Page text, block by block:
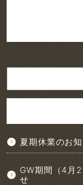
夏期休業のお
GW期間（4月
せ